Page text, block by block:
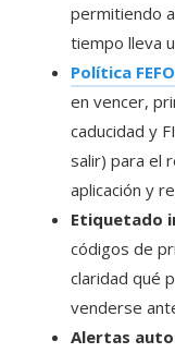
permitiendo
tiempo lleva
Política
en vencer,
caducidad y
salir) para el
aplicación y
Etiquetado
códigos de
claridad qué
venderse
Alertas